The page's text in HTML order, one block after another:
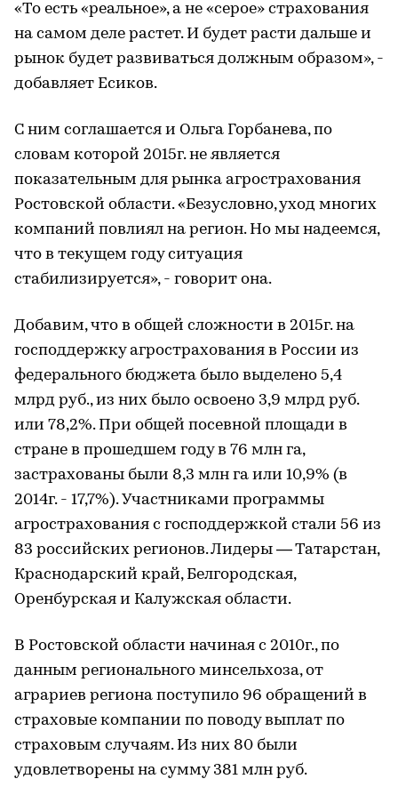
«То есть «реальное», а не «серое» страхования
на самом деле растет. И будет расти дальше и
рынок будет развиваться должным образом», -
добавляет Есиков.
С ним соглашается и Ольга Горбанева, по
словам которой 2015г. не является
показательным для рынка агрострахования
Ростовской области. «Безусловно, уход многих
компаний повлиял на регион. Но мы надеемся,
что в текущем году ситуация
стабилизируется», - говорит она.
Добавим, что в общей сложности в 2015г. на
господдержку агрострахования в России из
федерального бюджета было выделено 5,4
млрд руб., из них было освоено 3,9 млрд руб.
или 78,2%. При общей посевной площади в
стране в прошедшем году в 76 млн га,
застрахованы были 8,3 млн га или 10,9% (в
2014г. - 17,7%). Участниками программы
агрострахования с господдержкой стали 56 из
83 российских регионов. Лидеры — Татарстан,
Краснодарский край, Белгородская,
Оренбурская и Калужская области.
В Ростовской области начиная с 2010г., по
данным регионального минсельхоза, от
аграриев региона поступило 96 обращений в
страховые компании по поводу выплат по
страховым случаям. Из них 80 были
удовлетворены на сумму 381 млн руб.